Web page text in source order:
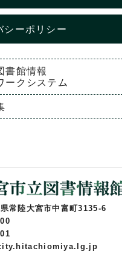
シーポリシー
書館情報
ークシステム
常陸大宮市中富町3135-6